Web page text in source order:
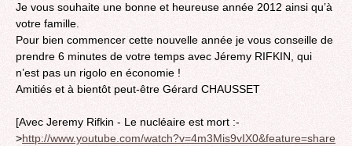
Je vous souhaite une bonne et heureuse année 2012 ainsi qu’à
votre famille.
Pour bien commencer cette nouvelle année je vous conseille de
prendre 6 minutes de votre temps avec Jéremy RIFKIN, qui
n’est pas un rigolo en économie !
Amitiés et à bientôt peut-être Gérard CHAUSSET
[Avec Jeremy Rifkin - Le nucléaire est mort :-
>http://www.youtube.com/watch?v=4m3Mis9vIX0&feature=share